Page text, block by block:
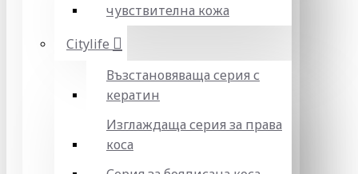
чувствителна кожа
Citylife
Възстановяваща серия с
кератин
Изглаждаща серия за права
коса